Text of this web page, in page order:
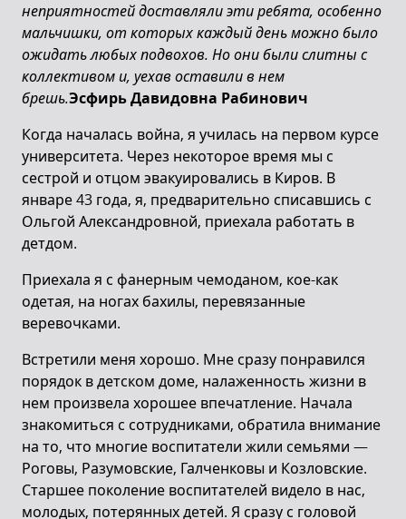
неприятностей доставляли эти ребята, особенно
мальчишки, от которых каждый день можно было
ожидать любых подвохов. Но они были слитны с
коллективом и, уехав оставили в нем
брешь.Эсфирь Давидовна Рабинович
Когда началась война, я училась на первом курсе
университета. Через некоторое время мы с
сестрой и отцом эвакуировались в Киров. В
январе 43 года, я, предварительно списавшись с
Ольгой Александровной, приехала работать в
детдом.
Приехала я с фанерным чемоданом, кое-как
одетая, на ногах бахилы, перевязанные
веревочками.
Встретили меня хорошо. Мне сразу понравился
порядок в детском доме, налаженность жизни в
нем произвела хорошее впечатление. Начала
знакомиться с сотрудниками, обратила внимание
на то, что многие воспитатели жили семьями —
Роговы, Разумовские, Галченковы и Козловские.
Старшее поколение воспитателей видело в нас,
молодых, потерянных детей. Я сразу с головой